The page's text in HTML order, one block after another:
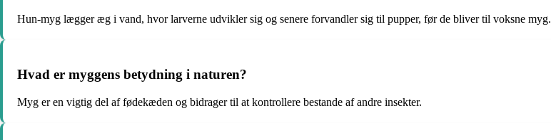
Hun-myg lægger æg i vand, hvor larverne udvikler sig og senere forvandler sig til pupper, før de bliver til voksne myg.
Hvad er myggens betydning i naturen?
Myg er en vigtig del af fødekæden og bidrager til at kontrollere bestande af andre insekter.